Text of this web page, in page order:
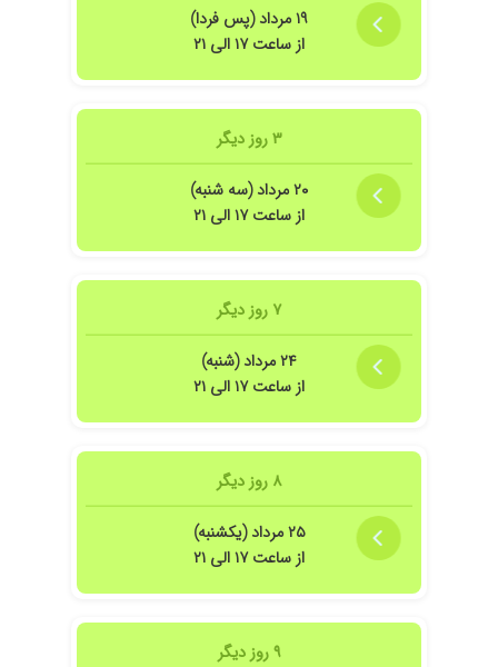
۱۹ مرداد (پس فردا)
از ساعت ۱۷ الی ۲۱
۳ روز دیگر
۲۰ مرداد (سه شنبه)
از ساعت ۱۷ الی ۲۱
۷ روز دیگر
۲۴ مرداد (شنبه)
از ساعت ۱۷ الی ۲۱
۸ روز دیگر
۲۵ مرداد (یکشنبه)
از ساعت ۱۷ الی ۲۱
۹ روز دیگر